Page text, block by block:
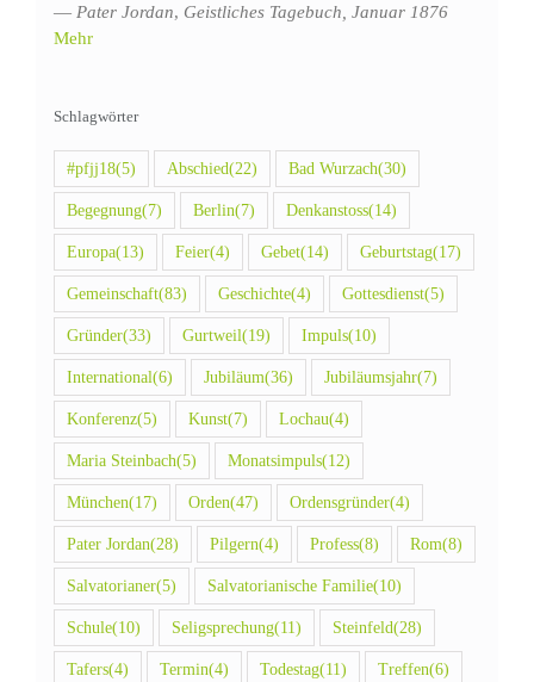
— Pater Jordan, Geistliches Tagebuch, Januar 1876
Mehr
Schlagwörter
#pfjj18(5) Abschied(22) Bad Wurzach(30)
Begegnung(7) Berlin(7) Denkanstoss(14)
Europa(13) Feier(4) Gebet(14) Geburtstag(17)
Gemeinschaft(83) Geschichte(4) Gottesdienst(5)
Gründer(33) Gurtweil(19) Impuls(10)
International(6) Jubiläum(36) Jubiläumsjahr(7)
Konferenz(5) Kunst(7) Lochau(4)
Maria Steinbach(5) Monatsimpuls(12)
München(17) Orden(47) Ordensgründer(4)
Pater Jordan(28) Pilgern(4) Profess(8) Rom(8)
Salvatorianer(5) Salvatorianische Familie(10)
Schule(10) Seligsprechung(11) Steinfeld(28)
Tafers(4) Termin(4) Todestag(11) Treffen(6)